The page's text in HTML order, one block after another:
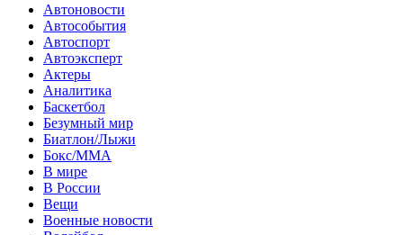
Автоновости
Автособытия
Автоспорт
Автоэксперт
Актеры
Аналитика
Баскетбол
Безумный мир
Биатлон/Лыжи
Бокс/MMA
В мире
В России
Вещи
Военные новости